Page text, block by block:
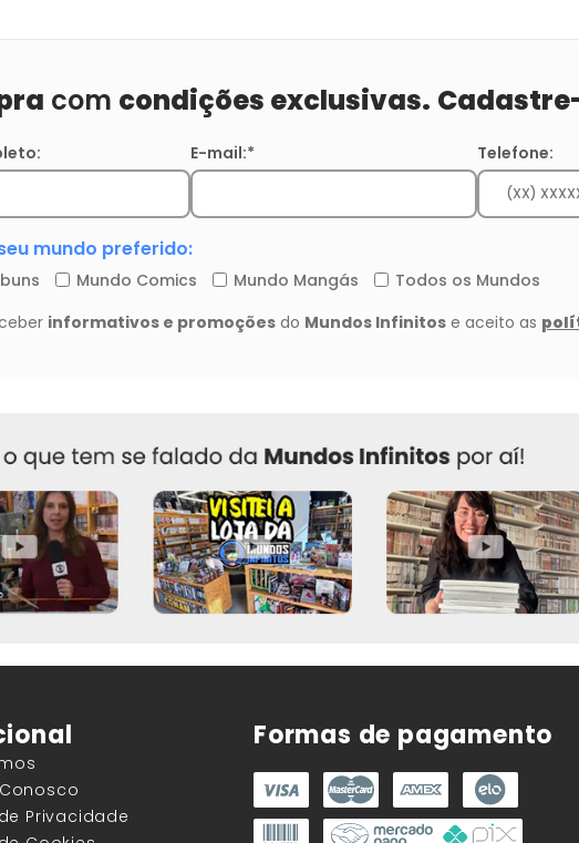
Privacidade
Formas de pagamento